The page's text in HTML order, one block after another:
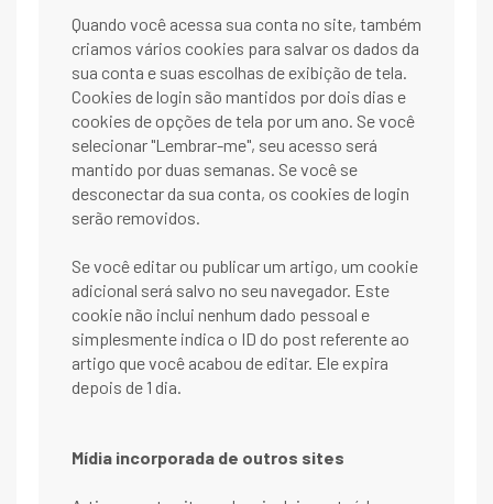
Quando você acessa sua conta no site, também
criamos vários cookies para salvar os dados da
sua conta e suas escolhas de exibição de tela.
Cookies de login são mantidos por dois dias e
cookies de opções de tela por um ano. Se você
selecionar "Lembrar-me", seu acesso será
mantido por duas semanas. Se você se
desconectar da sua conta, os cookies de login
serão removidos.
Se você editar ou publicar um artigo, um cookie
adicional será salvo no seu navegador. Este
cookie não inclui nenhum dado pessoal e
simplesmente indica o ID do post referente ao
artigo que você acabou de editar. Ele expira
depois de 1 dia.
Mídia incorporada de outros sites